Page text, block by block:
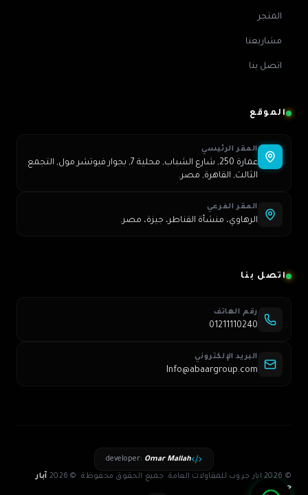
المتجر
مشاريعنا
اتصل بنا
الموقع
المقر الرئيسي
عمارة 250, شارع الشباب, محلية 7, بجوار فيوتشر مول, التجمع
الثالث, القاهرة, مصر.
المقر الفرعي
الرهاوي، منشأة القناطر، جيزة، مصر.
اتصل بنا
رقم الهاتف
01211110240
البريد الإلكتروني
Info@abaargroup.com
© 2026 ابار جروب للمقاولات العامة. جميع الحقوق محفوظة. ©
2026 آبار
جروب
developer: Omar Mallah